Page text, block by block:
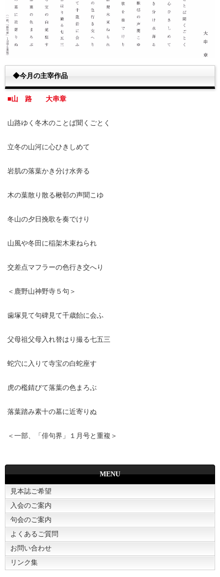
◆今月の主宰作品
■山 路 大串章
山路ゆく冬木のことば聞くごとく
立冬の山河に心ひきしめて
岩肌の落葉かき分け水奔る
木の葉散り散る楸邨の声聞こゆ
冬山の夕日挽歌を奏でけり
山風や冬田に稲架木束ねられ
交差点マフラーの色行き交へり
＜鹿野山神野寺５句＞
歯塚見て句碑見て千歳飴に会ふ
父母祖父母入れ替はり撮る七五三
蛇穴に入りて寺宝の白蛇座す
虎の檻錆びて落葉の色まろぶ
落葉踏み素十の墓に近寄りぬ
＜一部、「俳句界」１月号と重複＞
MENU
見本誌ご希望
入会のご案内
句会のご案内
よくあるご質問
お問い合わせ
リンク集